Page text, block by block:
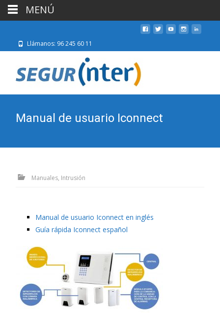
Llámanos: 96 245 60 11
Manual de usuario Iconnect
Manuales, Intrusión
Manual de usuario Iconnect en inglés
Guía rápida Iconnect español
MENÚ